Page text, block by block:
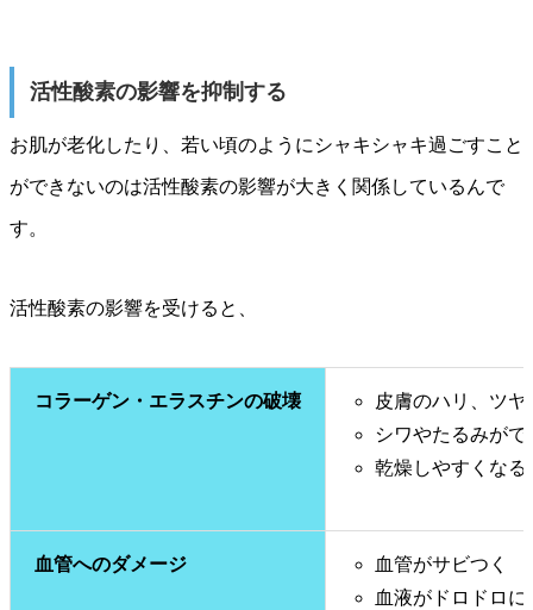
活性酸素の影響を抑制する
お肌が老化したり、若い頃のようにシャキシャキ過ごすこと
ができないのは活性酸素の影響が大きく関係しているんで
す。
活性酸素の影響を受けると、
コラーゲン・エラスチンの破壊
皮膚のハリ、ツ
シワやたるみが
乾燥しやすくなる
血管へのダメージ
血管がサビつく
血液がドロドロに